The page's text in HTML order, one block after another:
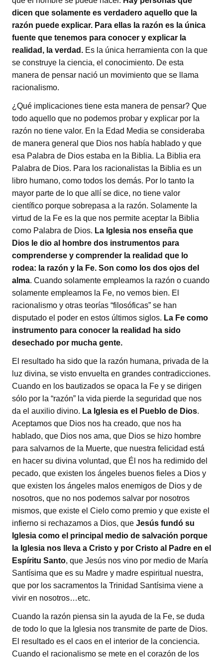
dicen que solamente es verdadero aquello que la
razón puede explicar. Para ellas la razón es la única
fuente que tenemos para conocer y explicar la
realidad, la verdad. Es la única herramienta con la que
se construye la ciencia, el conocimiento. De esta
manera de pensar nació un movimiento que se llama
racionalismo.
¿Qué implicaciones tiene esta manera de pensar? Que
todo aquello que no podemos probar y explicar por la
razón no tiene valor. En la Edad Media se consideraba
de manera general que Dios nos había hablado y que
esa Palabra de Dios estaba en la Biblia. La Biblia era
Palabra de Dios. Para los racionalistas la Biblia es un
libro humano, como todos los demás. Por lo tanto la
mayor parte de lo que allí se dice, no tiene valor
científico porque sobrepasa a la razón. Solamente la
virtud de la Fe es la que nos permite aceptar la Biblia
como Palabra de Dios. La Iglesia nos enseña que
Dios le dio al hombre dos instrumentos para
comprenderse y comprender la realidad que lo
rodea: la razón y la Fe. Son como los dos ojos del
alma. Cuando solamente empleamos la razón o cuando
solamente empleamos la Fe, no vemos bien. El
racionalismo y otras teorías “filosóficas” se han
disputado el poder en estos últimos siglos. La Fe como
instrumento para conocer la realidad ha sido
desechado por mucha gente.
El resultado ha sido que la razón humana, privada de la
luz divina, se visto envuelta en grandes contradicciones.
Cuando en los bautizados se opaca la Fe y se dirigen
sólo por la “razón” la vida pierde la seguridad que nos
da el auxilio divino. La Iglesia es el Pueblo de Dios.
Aceptamos que Dios nos ha creado, que nos ha
hablado, que Dios nos ama, que Dios se hizo hombre
para salvarnos de la Muerte, que nuestra felicidad está
en hacer su divina voluntad, que Él nos ha redimido del
pecado, que existen los ángeles buenos fieles a Dios y
que existen los ángeles malos enemigos de Dios y de
nosotros, que no nos podemos salvar por nosotros
mismos, que existe el Cielo como premio y que existe el
infierno si rechazamos a Dios, que Jesús fundó su
Iglesia como el principal medio de salvación porque
la Iglesia nos lleva a Cristo y por Cristo al Padre en el
Espíritu Santo, que Jesús nos vino por medio de María
Santísima que es su Madre y madre espiritual nuestra,
que por los sacramentos la Trinidad Santísima viene a
vivir en nosotros…etc.
Cuando la razón piensa sin la ayuda de la Fe, se duda
de todo lo que la Iglesia nos transmite de parte de Dios.
El resultado es el caos en el interior de la conciencia.
Cuando el racionalismo se mete en el corazón de los